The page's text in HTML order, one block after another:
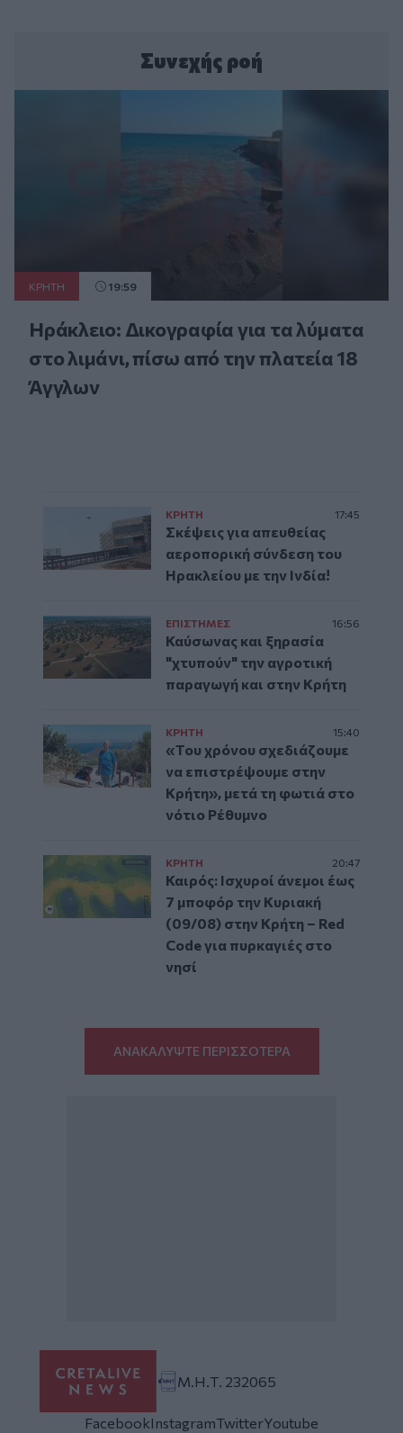
Συνεχής ροή
ΚΡΗΤΗ 19:59
Ηράκλειο: Δικογραφία για τα λύματα
στο λιμάνι, πίσω από την πλατεία 18
Άγγλων
ΚΡΗΤΗ 17:45
Σκέψεις για απευθείας
αεροπορική σύνδεση του
Ηρακλείου με την Ινδία!
ΕΠΙΣΤΗΜΕΣ 16:56
Καύσωνας και ξηρασία
"χτυπούν" την αγροτική
παραγωγή και στην Κρήτη
ΚΡΗΤΗ 15:40
«Του χρόνου σχεδιάζουμε
να επιστρέψουμε στην
Κρήτη», μετά τη φωτιά στο
νότιο Ρέθυμνο
ΚΡΗΤΗ 20:47
Καιρός: Ισχυροί άνεμοι έως
7 μποφόρ την Κυριακή
(09/08) στην Κρήτη – Red
Code για πυρκαγιές στο
νησί
ΑΝΑΚΑΛΥΨΤΕ ΠΕΡΙΣΣΟΤΕΡΑ
Μ.Η.Τ. 232065
FacebookInstagramTwitterYoutube